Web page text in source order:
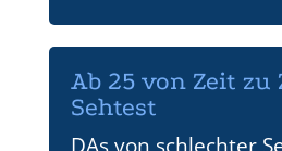
Ab 25 von Zeit zu
Sehtest